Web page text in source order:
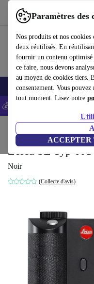
Paramètres des
Nos produits et nos
deux réutilisés. En
fournir un contenu
ce faire, nous devons
au moyen de cookies tiers.
consentement. Vous
tout moment. Lisez notre
ACCEPTER
Utilisez refurbed rapidement
Smartphones Laptops
💰-5% EXTRA sur les
Appareils
Leica SL Typ 601
Noir
(Collecte d'avis)